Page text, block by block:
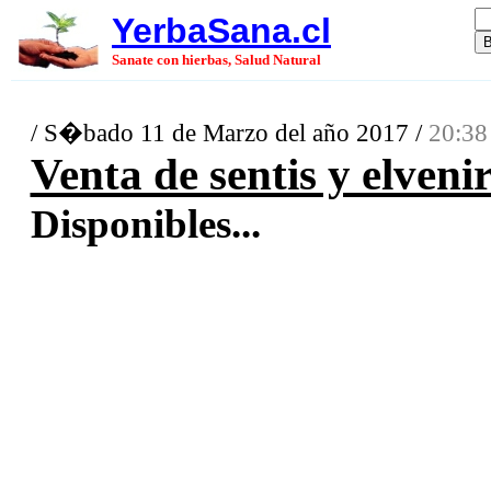
YerbaSana.cl
Sanate con hierbas, Salud Natural
/ S�bado 11 de Marzo del año 2017 /
Venta de sentis y
Disponibles...